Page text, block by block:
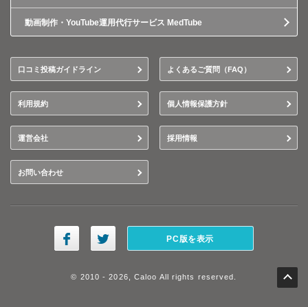
動画制作・YouTube運用代行サービス MedTube
口コミ投稿ガイドライン よくあるご質問（FAQ）
利用規約 個人情報保護方針
運営会社 採用情報
お問い合わせ
PC版を表示
© 2010 - 2026, Caloo All rights reserved.